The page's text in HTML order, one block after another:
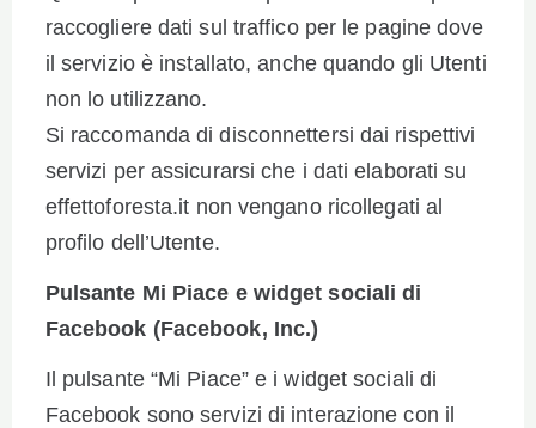
raccogliere dati sul traffico per le pagine dove
il servizio è installato, anche quando gli Utenti
non lo utilizzano.
Si raccomanda di disconnettersi dai rispettivi
servizi per assicurarsi che i dati elaborati su
effettoforesta.it non vengano ricollegati al
profilo dell’Utente.
Pulsante Mi Piace e widget sociali di
Facebook (Facebook, Inc.)
Il pulsante “Mi Piace” e i widget sociali di
Facebook sono servizi di interazione con il